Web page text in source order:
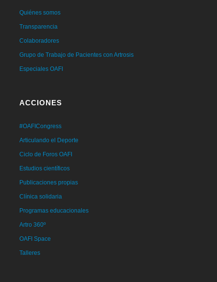
Quiénes somos
Transparencia
Colaboradores
Grupo de Trabajo de Pacientes con Artrosis
Especiales OAFI
ACCIONES
#OAFICongress
Articulando el Deporte
Ciclo de Foros OAFI
Estudios científicos
Publicaciones propias
Clínica solidaria
Programas educacionales
Artro 360º
OAFI Space
Talleres